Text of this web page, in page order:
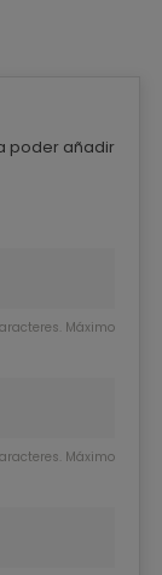
poder añadir
Máximo
Máximo